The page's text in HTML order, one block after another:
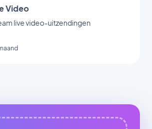
Video
live video-uitzendingen